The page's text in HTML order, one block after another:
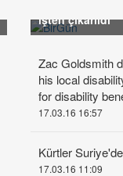
işten çıkarıldı
Zac Goldsmith
his local
for disability
17.03.16 16:57
Kürtler
17.03.16 11:09